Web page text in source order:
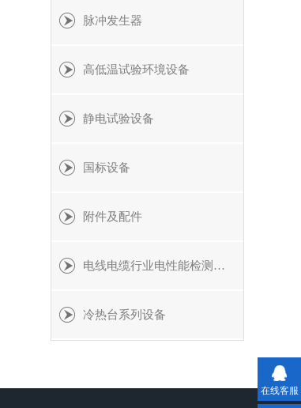
脉冲发生器
高低温试验环境设备
静电试验设备
国标设备
附件及配件
电线电缆行业电性能检测设备
冷热台系列设备
在线客服